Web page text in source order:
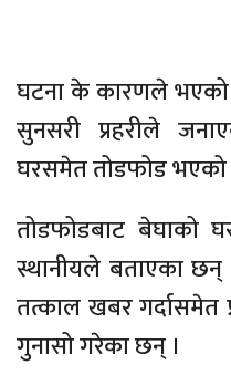
घटना के कारणले भएको
सुनसरी प्रहरीले
घरसमेत तोडफोड भएको
तोडफोडबाट बेघाको
स्थानीयले बताएका
तत्काल खबर गर्दासमेत
गुनासो गरेका छन् ।